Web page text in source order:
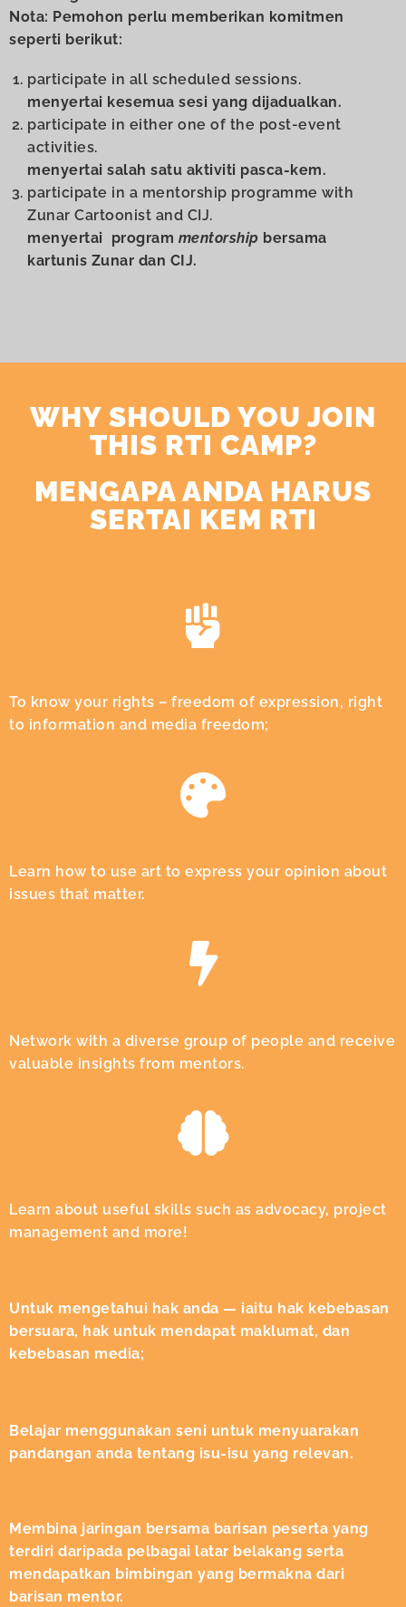
Nota: Pemohon perlu memberikan komitmen
seperti berikut:
participate in all scheduled sessions.
menyertai kesemua sesi yang dijadualkan.
participate in either one of the post-event
activities.
menyertai salah satu aktiviti pasca-kem.
participate in a mentorship programme with
Zunar Cartoonist and CIJ.
menyertai program mentorship bersama
kartunis Zunar dan CIJ.
WHY SHOULD YOU JOIN
THIS RTI CAMP?
MENGAPA ANDA HARUS
SERTAI KEM RTI
To know your rights – freedom of expression, right
to information and media freedom;
Learn how to use art to express your opinion about
issues that matter.
Network with a diverse group of people and receive
valuable insights from mentors.
Learn about useful skills such as advocacy, project
management and more!
Untuk mengetahui hak anda — iaitu hak kebebasan
bersuara, hak untuk mendapat maklumat, dan
kebebasan media;
Belajar menggunakan seni untuk menyuarakan
pandangan anda tentang isu-isu yang relevan.
Membina jaringan bersama barisan peserta yang
terdiri daripada pelbagai latar belakang serta
mendapatkan bimbingan yang bermakna dari
barisan mentor.